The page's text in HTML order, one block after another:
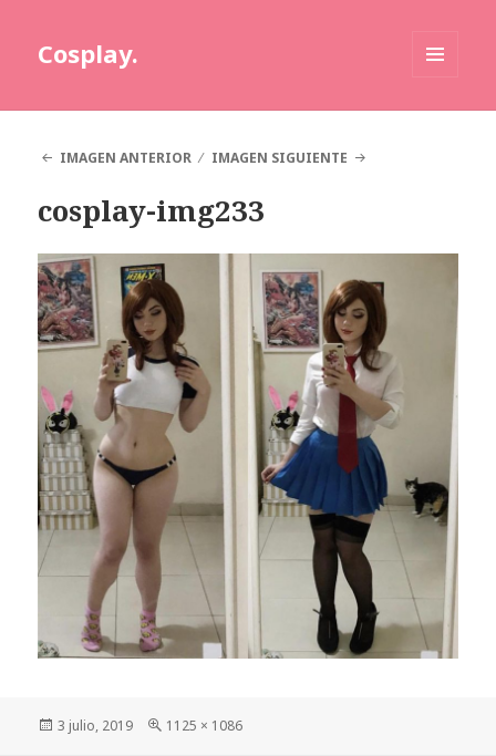
Cosplay.
IMAGEN ANTERIOR
IMAGEN SIGUIENTE
cosplay-img233
Publicado
3 julio, 2019
Tamaño
1125 × 1086